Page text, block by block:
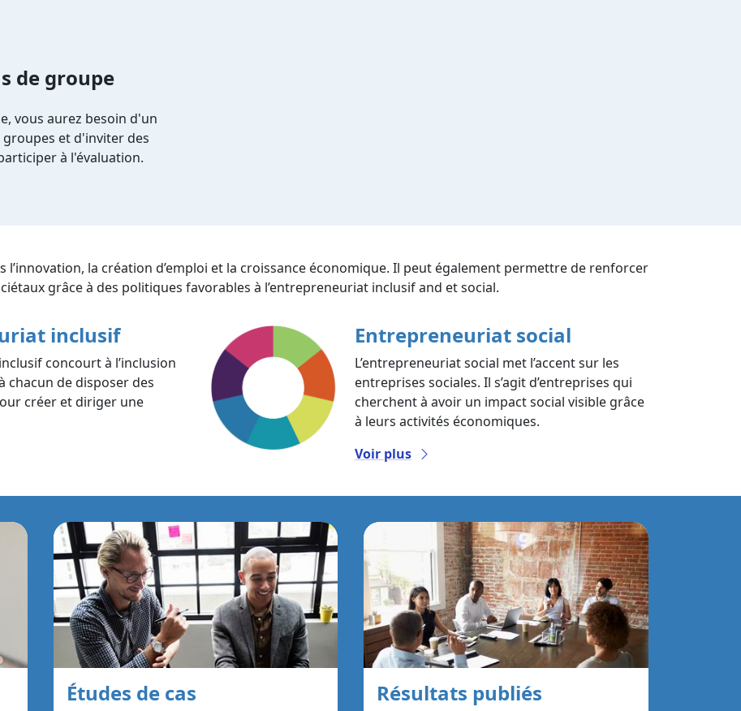
de groupe
vous aurez besoin d'un
et d'inviter des
à l'évaluation.
l’innovation, la création d’emploi et la croissance économique. Il peut également permettre de renforcer
grâce à des politiques favorables à l’entrepreneuriat inclusif and et social.
inclusif
concourt à l’inclusion
chacun de disposer des
créer et diriger une
Entrepreneuriat social
L’entrepreneuriat social met l’accent sur les
entreprises sociales. Il s’agit d’entreprises qui
cherchent à avoir un impact social visible grâce
à leurs activités économiques.
Voir plus
Études de cas Résultats publiés